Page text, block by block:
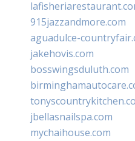
915jazzandmore.com
aguadulce-
jakehovis.com
bosswingsduluth.com
jbellasnailspa.com
mychaihouse.com